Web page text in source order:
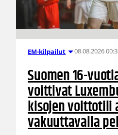
EM-kilpailut 08.08.2026
Suomen 16-
voittivat
kisojen voittotili
vakuuttavalla